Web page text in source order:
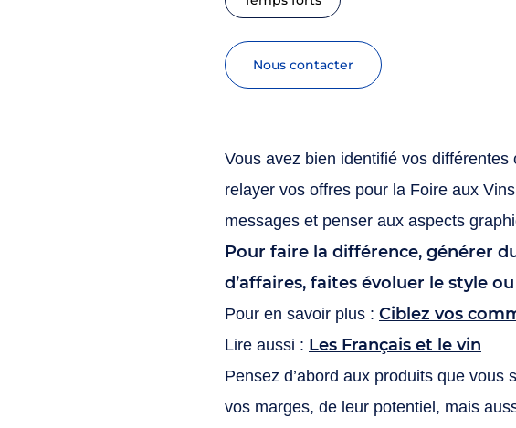
nous contacter
Vous avez bien identifié vos
relayer vos offres pour la Foire aux
messages et penser aux aspects
Pour faire la différence, générer
d’affaires, faites évoluer le style
Pour en savoir plus : Ciblez vos
Lire aussi : Les Français et le vin
Pensez d’abord aux produits que
vos marges, de leur potentiel, mais